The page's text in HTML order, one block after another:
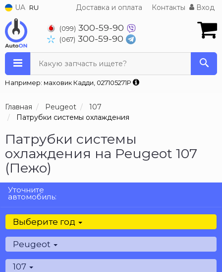
UA RU Доставка и оплата Контакты Вход
(099) 300-59-90
(067) 300-59-90
Какую запчасть ищете?
Например: маховик Кадди, 027105271P
Главная Peugeot
107
Патрубки системы охлаждения
Патрубки системы
охлаждения на Peugeot 107
(Пежо)
Уточните
автомобиль:
Выберите год
Peugeot
107